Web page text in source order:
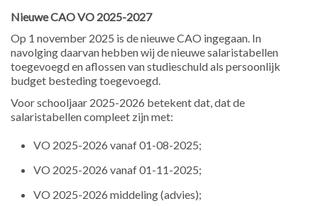
Nieuwe CAO VO 2025-2027
Op 1 november 2025 is de nieuwe CAO ingegaan. In
navolging daarvan hebben wij de nieuwe salaristabellen
toegevoegd en aflossen van studieschuld als persoonlijk
budget besteding toegevoegd.
Voor schooljaar 2025-2026 betekent dat, dat de
salaristabellen compleet zijn met:
VO 2025-2026 vanaf 01-08-2025;
VO 2025-2026 vanaf 01-11-2025;
VO 2025-2026 middeling (advies);